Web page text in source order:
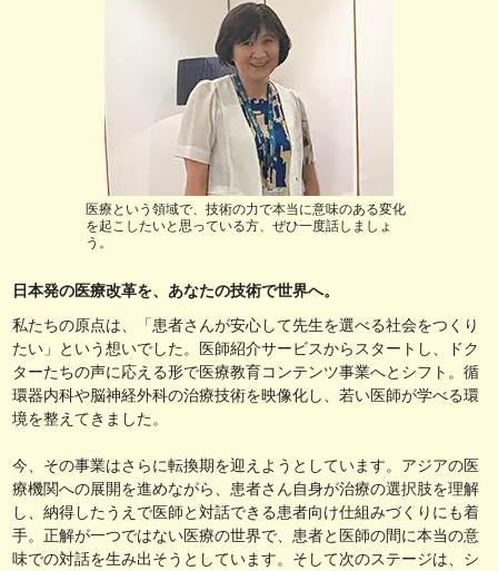
医療という領域で、技術の力で本当に意味のある変化
を起こしたいと思っている方、ぜひ一度話しましょ
う。
日本発の医療改革を、あなたの技術で世界へ。
私たちの原点は、「患者さんが安心して先生を選べる社会をつくり
たい」という想いでした。医師紹介サービスからスタートし、ドク
ターたちの声に応える形で医療教育コンテンツ事業へとシフト。循
環器内科や脳神経外科の治療技術を映像化し、若い医師が学べる環
境を整えてきました。
今、その事業はさらに転換期を迎えようとしています。アジアの医
療機関への展開を進めながら、患者さん自身が治療の選択肢を理解
し、納得したうえで医師と対話できる患者向け仕組みづくりにも着
手。正解が一つではない医療の世界で、患者と医師の間に本当の意
味での対話を生み出そうとしています。そして次のステージは、シ